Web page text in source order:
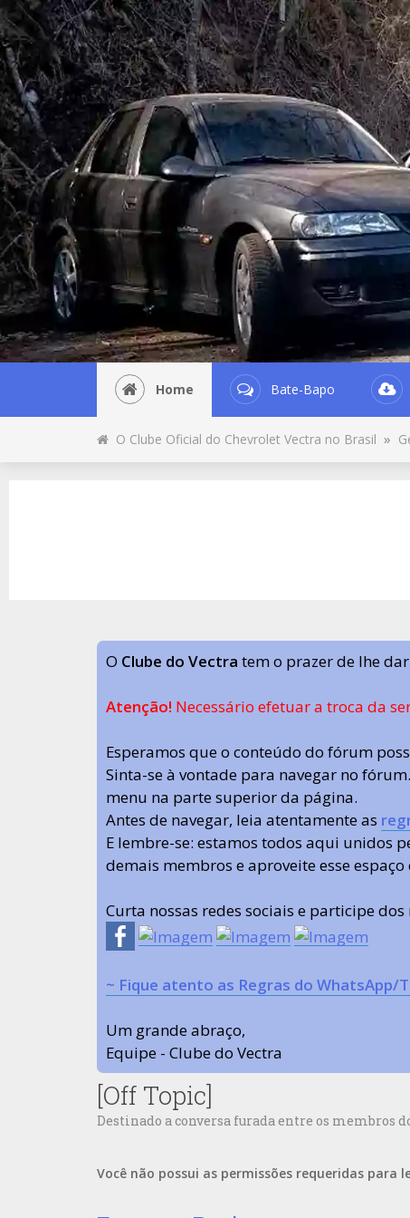
Home Bate-Bapo
O Clube Oficial do Chevrolet Vectra no Brasil »
O Clube do Vectra tem o prazer de lhe
Atenção! Necessário efetuar a troca da
Esperamos que o conteúdo do fórum
Sinta-se à vontade para navegar no
menu na parte superior da página.
Antes de navegar, leia atentamente as
E lembre-se: estamos todos aqui unidos
demais membros e aproveite esse
Curta nossas redes sociais e participe
~ Fique atento as Regras do WhatsApp/
Um grande abraço,
Equipe - Clube do Vectra
[Off Topic]
Destinado a conversa furada entre os membros
Você não possui as permissões requeridas para